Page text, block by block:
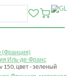
(Франция)
Иль-де-Франс
150, цвет - зеленый